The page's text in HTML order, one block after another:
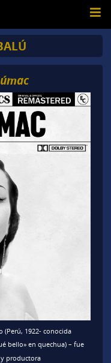
(Perú, 1922​- conocida
bello» en quechua) – fue
productora